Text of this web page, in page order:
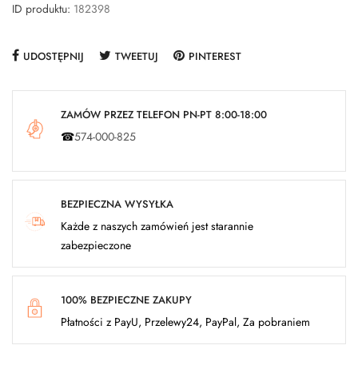
ID produktu: 182398
UDOSTĘPNIJ TWEETUJ PINTEREST
ZAMÓW PRZEZ TELEFON PN-PT 8:00-18:00
☎574-000-825
BEZPIECZNA WYSYŁKA
Każde z naszych zamówień jest starannie
zabezpieczone
100% BEZPIECZNE ZAKUPY
Płatności z PayU, Przelewy24, PayPal, Za pobraniem